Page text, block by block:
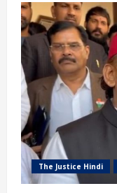
में
वेलेंटाइन
डे
पर
सनसनी,
कार
में
प्रेमी-
प्रेमिका
की
मिलीं
लाशें,
पोस्टमार्टम
The Justice Hindi